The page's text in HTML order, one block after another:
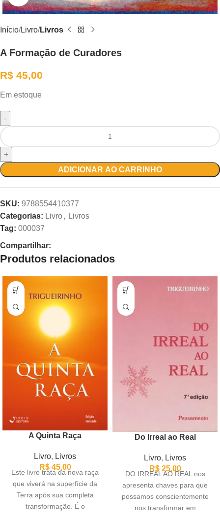
Início Livro Livros
A Formação de Curadores
R$ 45,00
Em estoque
ADICIONAR AO CARRINHO
SKU: 9788554410377
Categorias: Livro, Livros
Tag: 000037
Compartilhar:
Produtos relacionados
A Quinta Raça
Livro, Livros
R$45,00
Este livro trata da nova raça
que viverá na superfície da
Terra após sua completa
transformação. É o
Do Irreal ao Real
Livro, Livros
R$25,00
DO IRREAL AO REAL nos
apresenta chaves para que
possamos conscientemente
nos transformar em